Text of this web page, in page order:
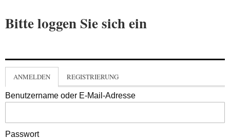
Bitte loggen Sie sich ein
ANMELDEN REGISTRIERUNG
Benutzername oder E-Mail-Adresse
Passwort